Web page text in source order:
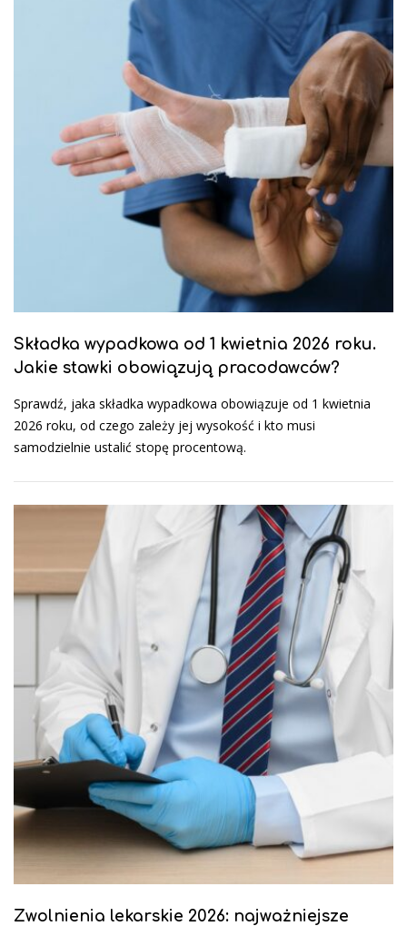
Składka wypadkowa od 1 kwietnia 2026 roku.
Jakie stawki obowiązują pracodawców?
Sprawdź, jaka składka wypadkowa obowiązuje od 1 kwietnia
2026 roku, od czego zależy jej wysokość i kto musi
samodzielnie ustalić stopę procentową.
Zwolnienia lekarskie 2026: najważniejsze